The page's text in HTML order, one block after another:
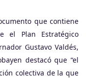
que contiene
el Plan Estratégico
Gustavo Valdés,
destacó que “el
colectiva de la que